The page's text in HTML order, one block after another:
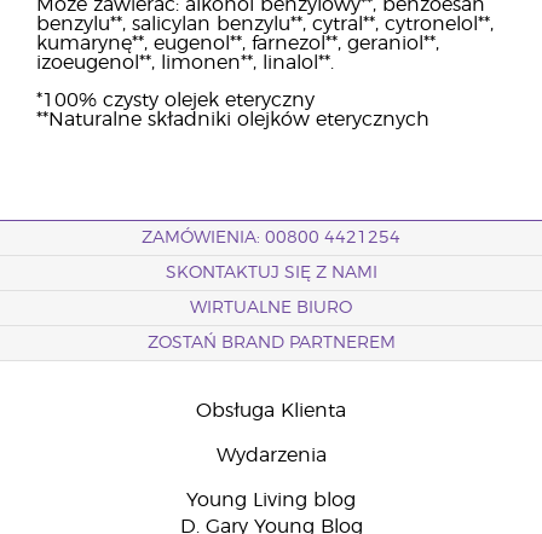
Może zawierać: alkohol benzylowy**, benzoesan
benzylu**, salicylan benzylu**, cytral**, cytronelol**,
kumarynę**, eugenol**, farnezol**, geraniol**,
izoeugenol**, limonen**, linalol**.
*100% czysty olejek eteryczny
**Naturalne składniki olejków eterycznych
ZAMÓWIENIA: 00800 4421254
SKONTAKTUJ SIĘ Z NAMI
WIRTUALNE BIURO
ZOSTAŃ BRAND PARTNEREM
Obsługa Klienta
Wydarzenia
Young Living blog
D. Gary Young Blog